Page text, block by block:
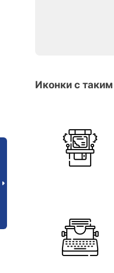
Иконки с